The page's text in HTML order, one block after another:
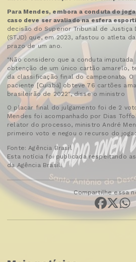
Para Mendes, embora a conduta do
caso deve ser avaliado na esfera
decisão do Superior Tribunal de Justiça
(STJD) que, em 2023, afastou o atleta
prazo de um ano.
"Não considero que a conduta
obtenção de um único cartão amarelo,
da classificação final do campeonato.
paciente [Cuiabá] obteve 76 cartões
brasileirão de 2022", disse o ministro
O placar final do julgamento foi de 2
Mendes foi acompanhado por Dias
relator do processo, ministro André
primeiro voto e negou o recurso do
Fonte: Agência Brasil
Esta notícia foi publicada respeitando as
da Agência Brasil.
Compartilhe essa